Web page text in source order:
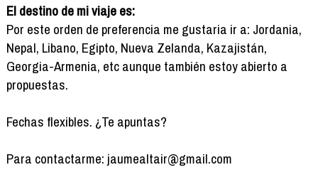
El destino de mi viaje es:
Por este orden de preferencia me gustaria ir a: Jordania,
Nepal, Libano, Egipto, Nueva Zelanda, Kazajistán,
Georgia-Armenia, etc aunque también estoy abierto a
propuestas.
Fechas flexibles. ¿Te apuntas?
Para contactarme: jaumealtair@gmail.com